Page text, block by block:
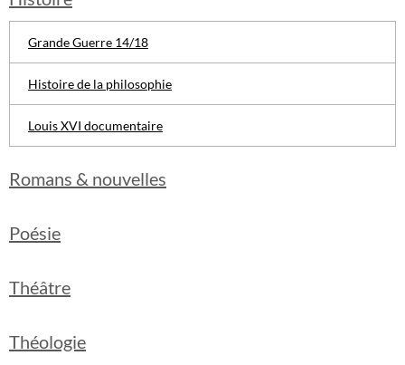
Grande Guerre 14/18
Histoire de la philosophie
Louis XVI documentaire
Romans & nouvelles
Poésie
Théâtre
Théologie